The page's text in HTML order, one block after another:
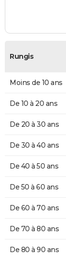
Rungis
Moins de 10 ans
De 10 à 20 ans
De 20 à 30 ans
De 30 à 40 ans
De 40 à 50 ans
De 50 à 60 ans
De 60 à 70 ans
De 70 à 80 ans
De 80 à 90 ans